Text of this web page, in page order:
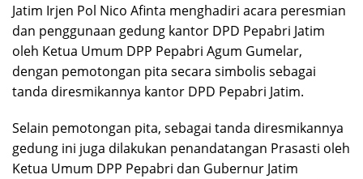
Jatim Irjen Pol Nico Afinta menghadiri acara peresmian
dan penggunaan gedung kantor DPD Pepabri Jatim
oleh Ketua Umum DPP Pepabri Agum Gumelar,
dengan pemotongan pita secara simbolis sebagai
tanda diresmikannya kantor DPD Pepabri Jatim.
Selain pemotongan pita, sebagai tanda diresmikannya
gedung ini juga dilakukan penandatangan Prasasti oleh
Ketua Umum DPP Pepabri dan Gubernur Jatim